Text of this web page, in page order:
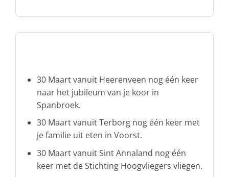
30 Maart vanuit Heerenveen nog één keer
naar het jubileum van je koor in
Spanbroek.
30 Maart vanuit Terborg nog één keer met
je familie uit eten in Voorst.
30 Maart vanuit Sint Annaland nog één
keer met de Stichting Hoogvliegers vliegen.